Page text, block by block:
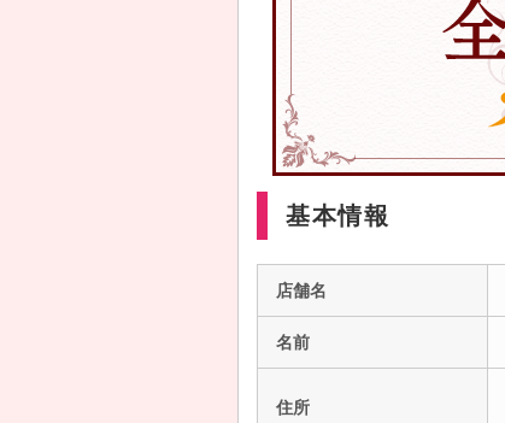
基本情報
店舗名
名前
住所